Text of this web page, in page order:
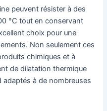
peuvent résister à des
°C tout en conservant
choix pour une
Non seulement ces
chimiques et à
de dilatation thermique
adaptés à de nombreuses